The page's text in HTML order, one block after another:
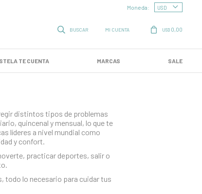
TE CUENTA MARCAS SALE
USD 0,00
Moneda:
distintos tipos de problemas
quincenal y mensual, lo que te
líderes a nivel mundial como
y confort.
practicar deportes, salir o
todo lo necesario para cuidar tus